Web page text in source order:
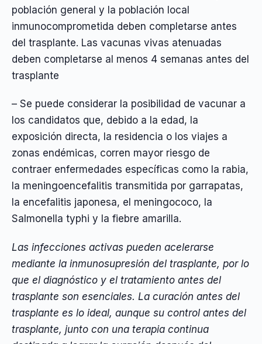
población general y la población local
inmunocomprometida deben completarse antes
del trasplante. Las vacunas vivas atenuadas
deben completarse al menos 4 semanas antes del
trasplante
– Se puede considerar la posibilidad de vacunar a
los candidatos que, debido a la edad, la
exposición directa, la residencia o los viajes a
zonas endémicas, corren mayor riesgo de
contraer enfermedades específicas como la rabia,
la meningoencefalitis transmitida por garrapatas,
la encefalitis japonesa, el meningococo, la
Salmonella typhi y la fiebre amarilla.
Las infecciones activas pueden acelerarse
mediante la inmunosupresión del trasplante, por lo
que el diagnóstico y el tratamiento antes del
trasplante son esenciales. La curación antes del
trasplante es lo ideal, aunque su control antes del
trasplante, junto con una terapia continua